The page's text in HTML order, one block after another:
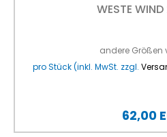
WESTE
andere Größen
pro Stück (inkl. MwSt. zzgl.
62,00